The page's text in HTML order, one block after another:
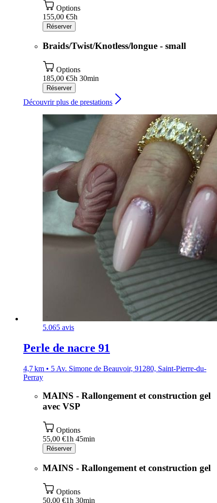
Options
155,00 €5h
Réserver
Braids/Twist/Knotless/longue - small
Options
185,00 €5h 30min
Réserver
Découvrir plus de prestations
5.065 avis
Perle de nacre 91
4,7 km • 5 Av. Simone de Beauvoir, 91280, Saint-Pierre-du-
Perray
MAINS - Rallongement et construction gel
avec VSP
Options
55,00 €1h 45min
Réserver
MAINS - Rallongement et construction gel
Options
50,00 €1h 30min